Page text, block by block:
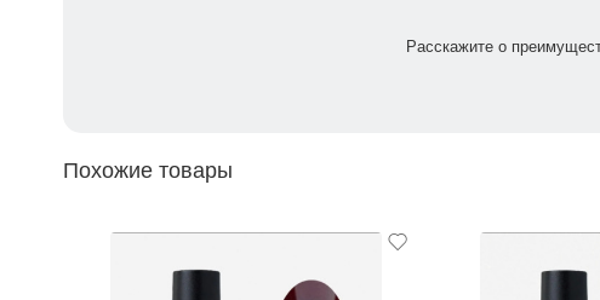
Расскажите о
Похожие товары